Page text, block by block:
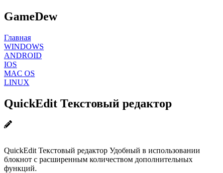
GameDew
Главная
WINDOWS
ANDROID
IOS
MAC OS
LINUX
QuickEdit Текстовый редактор
QuickEdit Текстовый редактор Удобный в использовании
блокнот с расширенным количеством дополнительных
функций.